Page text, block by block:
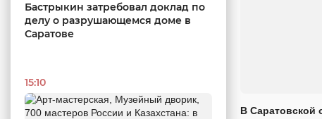
Бастрыкин затребовал доклад по
делу о разрушающемся доме в
Саратове
15:10
В Саратовской